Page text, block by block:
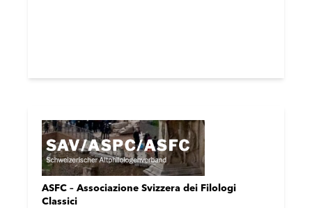
ASFC – Associazione Svizzera dei Filologi
Classici